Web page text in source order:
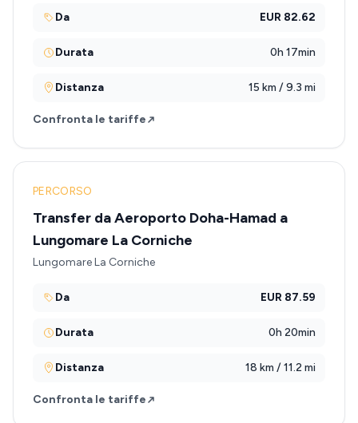
Da EUR 82.62
Durata 0h 17min
Distanza 15 km / 9.3 mi
Confronta le tariffe
PERCORSO
Transfer da Aeroporto Doha-Hamad a
Lungomare La Corniche
Lungomare La Corniche
Da EUR 87.59
Durata 0h 20min
Distanza 18 km / 11.2 mi
Confronta le tariffe